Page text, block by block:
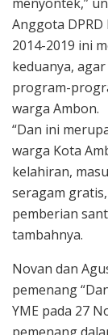
Anggota
2014-2019 ini
keduanya,
program-
warga Ambon.
“Dan ini
warga Kota
kelahiran,
seragam
pemberian
tambahnya.
Novan dan
pemenang
YME pada 27